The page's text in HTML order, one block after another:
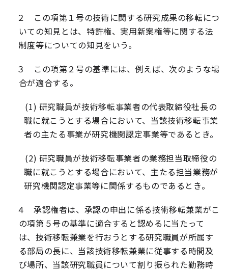
２ この項第１号の技術に関する研究成果の移転につ
いての知見とは、特許権、実用新案権等に関する法
制度等についての知見をいう。
３ この項第２号の基準には、例えば、次のような場
合が適合する。
(1) 研究職員が技術移転事業者の代表取締役社長の
職に就こうとする場合において、当該技術移転事業
者の主たる事業が研究機関認定事業等であるとき。
(2) 研究職員が技術移転事業者の業務担当取締役の
職に就こうとする場合において、主たる担当業務が
研究機関認定事業等に関係するものであるとき。
４ 承認権者は、承認の申出に係る技術移転兼業がこ
の項第５号の基準に適合すると認めるに当たって
は、技術移転兼業を行おうとする研究職員が所属す
る部局の長に、当該技術移転兼業に従事する時間及
び場所、当該研究職員について割り振られた勤務時